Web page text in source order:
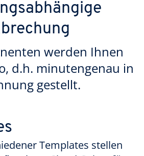
werden Ihnen
d.h. minutengenau in
gestellt.
Templates stellen